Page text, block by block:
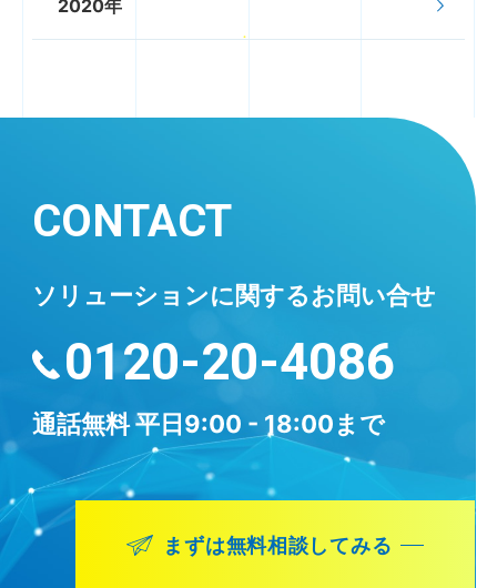
2020年
CONTACT
ソリューションに関するお問い合せ
0120-20-4086
通話無料平日9:00 - 18:00まで
まずは無料相談してみる